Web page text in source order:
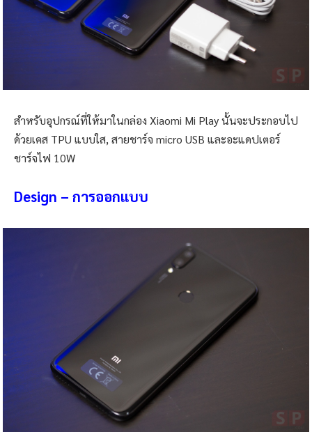
สำหรับอุปกรณ์ที่ให้มาในกล่อง Xiaomi Mi Play นั้นจะประกอบไป
ด้วยเคส TPU แบบใส, สายชาร์จ micro USB และอะแดปเตอร์
ชาร์จไฟ 10W
Design – การออกแบบ